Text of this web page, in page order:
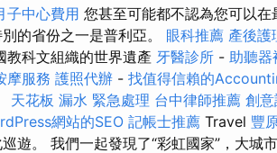
子中心費用 您甚至可能都不認為您可以
的省份之一是普利亞。 眼科推薦 產後護
教科文組織的世界遺產 牙醫診所 - 助聽器
摩服務 護照代辦 - 找值得信賴的
天花板 漏水 緊急處理 台中律師推薦 創
網站的SEO 記帳士推薦 Travel 豐
遊。 我們一起發現了“彩虹國家”，大城